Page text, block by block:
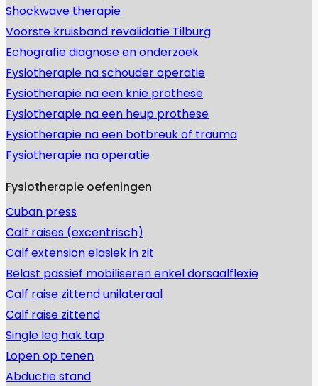
Shockwave therapie
Voorste kruisband revalidatie Tilburg
Echografie diagnose en onderzoek
Fysiotherapie na schouder operatie
Fysiotherapie na een knie prothese
Fysiotherapie na een heup prothese
Fysiotherapie na een botbreuk of trauma
Fysiotherapie na operatie
Fysiotherapie oefeningen
Cuban press
Calf raises (excentrisch)
Calf extension elasiek in zit
Belast passief mobiliseren enkel dorsaalflexie
Calf raise zittend unilateraal
Calf raise zittend
Single leg hak tap
Lopen op tenen
Abductie stand